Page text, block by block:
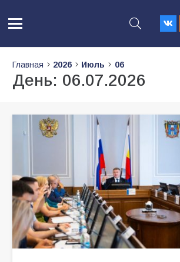
Главная 2026 Июль 06
День: 06.07.2026